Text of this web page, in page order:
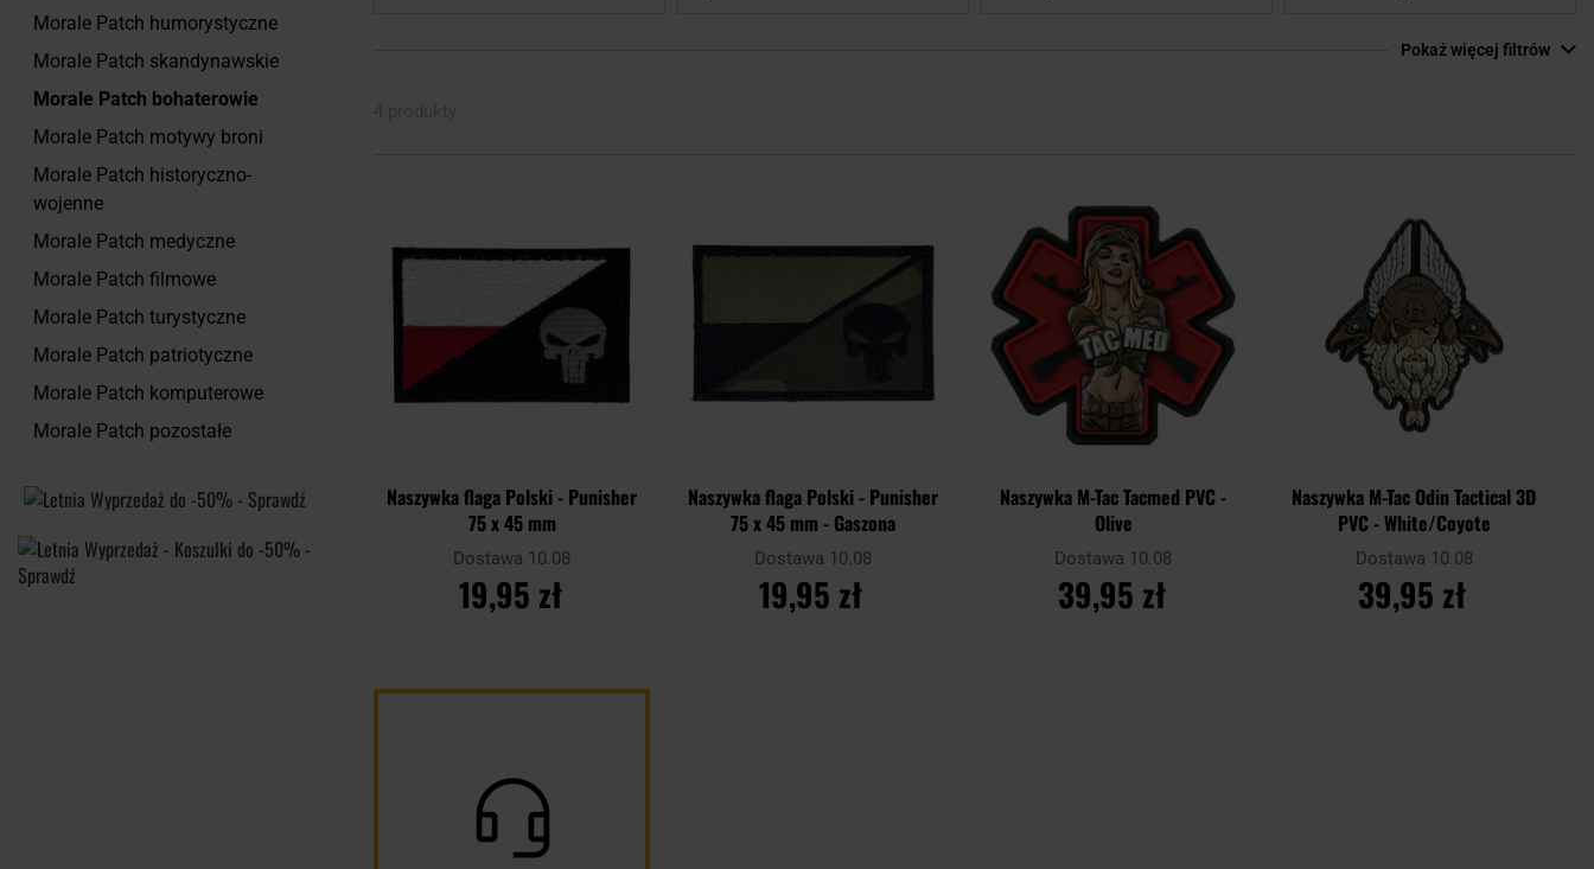
Morale Patch humorystyczne
Morale Patch skandynawskie
Morale Patch bohaterowie
Morale Patch motywy broni
Morale Patch historyczno-
wojenne
Morale Patch medyczne
Morale Patch filmowe
Morale Patch turystyczne
Morale Patch patriotyczne
Morale Patch komputerowe
Morale Patch pozostałe
Pokaż więcej filtrów
schowka
Naszywka flaga Polski - Punisher
75 x 45 mm
Dostawa 10.08
19,95 zł
schowka
Naszywka flaga Polski - Punisher
75 x 45 mm - Gaszona
Dostawa 10.08
19,95 zł
Naszywka M-Tac Tacmed PVC -
Olive
Dostawa 10.08
39,95 zł
Naszywka M-Tac Odin Tactical 3D
PVC - White/Coyote
Dostawa 10.08
39,95 zł